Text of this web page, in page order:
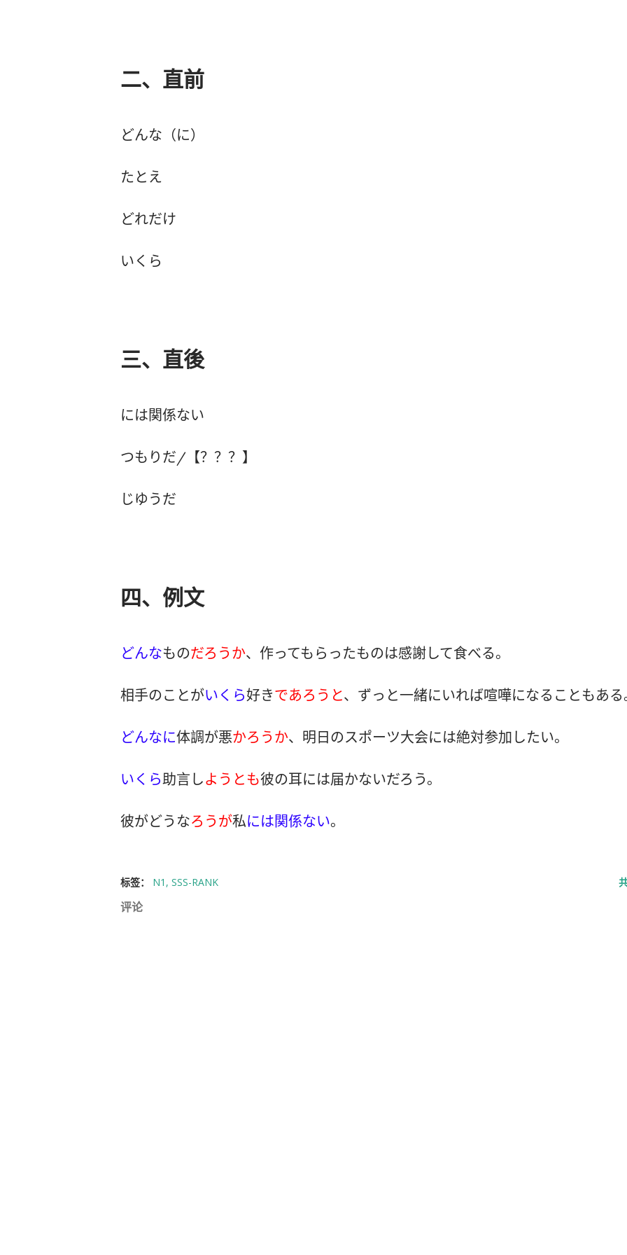
二、直前
どんな（に）
たとえ
どれだけ
いくら
三、直後
には関係ない
つもりだ/【？？？】
じゆうだ
四、例文
どんなものだろうか、作ってもらったものは感謝して食べる。
相手のことがいくら好きであろうと、ずっと一緒にいれば喧嘩になることもある
どんなに体調が悪かろうか、明日のスポーツ大会には絶対参加したい。
いくら助言しようとも彼の耳には届かないだろう。
彼がどうなろうが私には関係ない。
标签： N1 SSS-RANK
评论